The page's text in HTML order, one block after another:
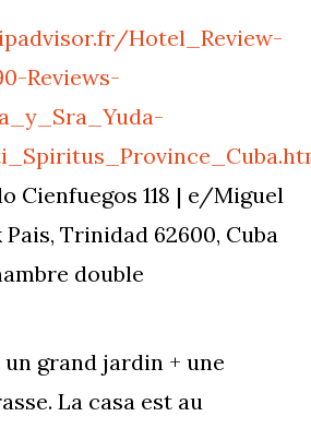
Hotel_Review-
Reviews-
Cienfuegos 118 | e/Miguel
Trinidad 62600, Cuba
double
grand jardin + une
La casa est au